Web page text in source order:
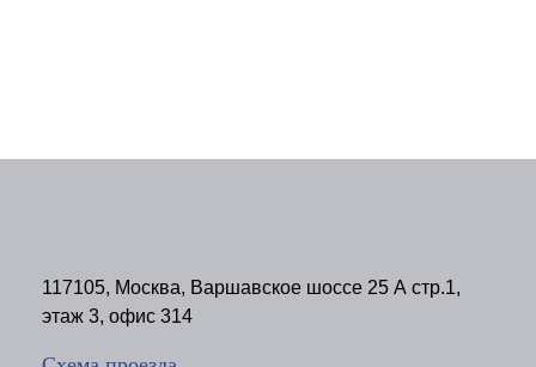
117105, Москва, Варшавское шоссе 25 А стр.1,
этаж 3, офис 314